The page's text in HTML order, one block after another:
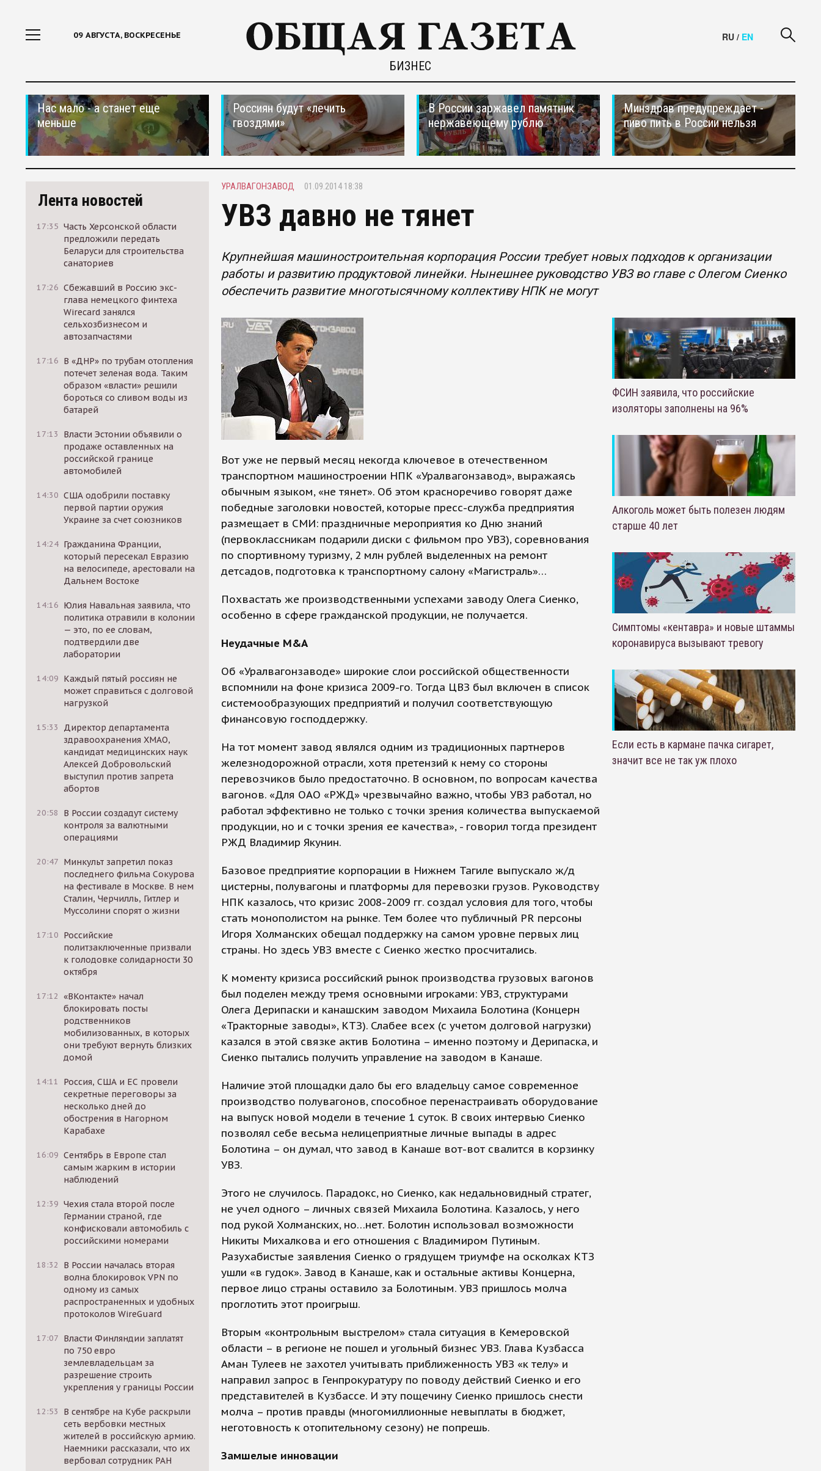
09 АВГУСТА, ВОСКРЕСЕНЬЕ
БИЗНЕС
RU / EN
Нас мало - а станет еще
меньше
Россиян будут «лечить
гвоздями»
В России заржавел памятник
нержавеющему рублю
Минздрав предупреждает -
пиво пить в России нельзя
Лента новостей
17:35 Часть Херсонской области
предложили передать
Беларуси для строительства
санаториев
17:26 Сбежавший в Россию экс-
глава немецкого финтеха
Wirecard занялся
сельхозбизнесом и
автозапчастями
17:16 В «ДНР» по трубам отопления
потечет зеленая вода. Таким
образом «власти» решили
бороться со сливом воды из
батарей
17:13
Власти Эстонии объявили о
продаже оставленных на
российской границе
автомобилей
14:30 США одобрили поставку
первой партии оружия
Украине за счет союзников
14:24 Гражданина Франции,
который пересекал Евразию
на велосипеде, арестовали на
Дальнем Востоке
14:16 Юлия Навальная заявила, что
политика отравили в колонии
— это, по ее словам,
подтвердили две
лаборатории
14:09 Каждый пятый россиян не
может справиться с долговой
нагрузкой
15:33
Директор департамента
здравоохранения ХМАО,
кандидат медицинских наук
Алексей Добровольский
выступил против запрета
абортов
20:58
В России создадут систему
контроля за валютными
операциями
20:47 Минкульт запретил показ
последнего фильма Сокурова
на фестивале в Москве. В нем
Сталин, Черчилль, Гитлер и
Муссолини спорят о жизни
17:10 Российские
политзаключенные призвали
к голодовке солидарности 30
октября
17:12 «ВКонтакте» начал
блокировать посты
родственников
мобилизованных, в которых
они требуют вернуть близких
домой
14:11
Россия, США и ЕС провели
секретные переговоры за
несколько дней до
обострения в Нагорном
Карабахе
16:09 Сентябрь в Европе стал
самым жарким в истории
наблюдений
12:39 Чехия стала второй после
Германии страной, где
конфисковали автомобиль с
российскими номерами
18:32
В России началась вторая
волна блокировок VPN по
одному из самых
распространенных и удобных
протоколов WireGuard
17:07 Власти Финляндии заплатят
по 750 евро
землевладельцам за
разрешение строить
укрепления у границы России
12:53
В сентябре на Кубе раскрыли
сеть вербовки местных
жителей в российскую армию.
Наемники рассказали, что их
вербовал сотрудник РАН
УРАЛВАГОНЗАВОД 01.09.2014 18:38
УВЗ давно не тянет
Крупнейшая машиностроительная корпорация России требует новых подходов к организации
работы и развитию продуктовой линейки. Нынешнее руководство УВЗ во главе с Олегом Сиенко
обеспечить развитие многотысячному коллективу НПК не могут
Вот уже не первый месяц некогда ключевое в отечественном
транспортном машиностроении НПК «Уралвагонзавод», выражаясь
обычным языком, «не тянет». Об этом красноречиво говорят даже
победные заголовки новостей, которые пресс-служба предприятия
размещает в СМИ: праздничные мероприятия ко Дню знаний
(первоклассникам подарили диски с фильмом про УВЗ), соревнования
по спортивному туризму, 2 млн рублей выделенных на ремонт
детсадов, подготовка к транспортному салону «Магистраль»…
Похвастать же производственными успехами заводу Олега Сиенко,
особенно в сфере гражданской продукции, не получается.
Неудачные M&A
Об «Уралвагонзаводе» широкие слои российской общественности
вспомнили на фоне кризиса 2009-го. Тогда ЦВЗ был включен в список
системообразующих предприятий и получил соответствующую
финансовую господдержку.
На тот момент завод являлся одним из традиционных партнеров
железнодорожной отрасли, хотя претензий к нему со стороны
перевозчиков было предостаточно. В основном, по вопросам качества
вагонов. «Для ОАО «РЖД» чрезвычайно важно, чтобы УВЗ работал, но
работал эффективно не только с точки зрения количества выпускаемой
продукции, но и с точки зрения ее качества», - говорил тогда президент
РЖД Владимир Якунин.
Базовое предприятие корпорации в Нижнем Тагиле выпускало ж/д
цистерны, полувагоны и платформы для перевозки грузов. Руководству
НПК казалось, что кризис 2008-2009 гг. создал условия для того, чтобы
стать монополистом на рынке. Тем более что публичный PR персоны
Игоря Холманских обещал поддержку на самом уровне первых лиц
страны. Но здесь УВЗ вместе с Сиенко жестко просчитались.
К моменту кризиса российский рынок производства грузовых вагонов
был поделен между тремя основными игроками: УВЗ, структурами
Олега Дерипаски и канашским заводом Михаила Болотина (Концерн
«Тракторные заводы», КТЗ). Слабее всех (с учетом долговой нагрузки)
казался в этой связке актив Болотина – именно поэтому и Дерипаска, и
Сиенко пытались получить управление на заводом в Канаше.
Наличие этой площадки дало бы его владельцу самое современное
производство полувагонов, способное перенастраивать оборудование
на выпуск новой модели в течение 1 суток. В своих интервью Сиенко
позволял себе весьма нелицеприятные личные выпады в адрес
Болотина – он думал, что завод в Канаше вот-вот свалится в корзинку
УВЗ.
Этого не случилось. Парадокс, но Сиенко, как недальновидный стратег,
не учел одного – личных связей Михаила Болотина. Казалось, у него
под рукой Холманских, но…нет. Болотин использовал возможности
Никиты Михалкова и его отношения с Владимиром Путиным.
Разухабистые заявления Сиенко о грядущем триумфе на осколках КТЗ
ушли «в гудок». Завод в Канаше, как и остальные активы Концерна,
первое лицо страны оставило за Болотиным. УВЗ пришлось молча
проглотить этот проигрыш.
Вторым «контрольным выстрелом» стала ситуация в Кемеровской
области – в регионе не пошел и угольный бизнес УВЗ. Глава Кузбасса
Аман Тулеев не захотел учитывать приближенность УВЗ «к телу» и
направил запрос в Генпрокуратуру по поводу действий Сиенко и его
представителей в Кузбассе. И эту пощечину Сиенко пришлось снести
молча – против правды (многомиллионные невыплаты в бюджет,
неготовность к отопительному сезону) не попрешь.
Замшелые инновации
ФСИН заявила, что российские
изоляторы заполнены на 96%
Алкоголь может быть полезен людям
старше 40 лет
Симптомы «кентавра» и новые штаммы
коронавируса вызывают тревогу
Если есть в кармане пачка сигарет,
значит все не так уж плохо